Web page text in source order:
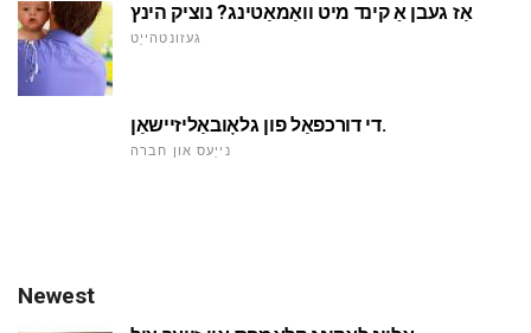
אַז געבן אַ קינד מיט וואַמאַטינג? נוציק הינץ
געזונטהייַט
די דורכפאַל פון גלאָובאַליזיישאַן.
נייַעס און חברה
Newest